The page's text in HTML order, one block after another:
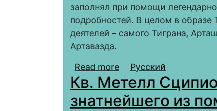
заполнял при помощи
подробностей. В целом в образе
деятелей – самого Тиграна,
Артавазда.
Read more about Образ Тиграна
Хоренаци
Русский
Кв. Метелл
знатнейшего из